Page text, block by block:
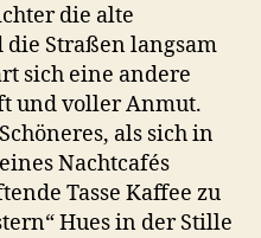
die alte
Straßen langsam
sich eine andere
und voller Anmut.
als sich in
Nachtcafés
Tasse Kaffee zu
Hues in der Stille